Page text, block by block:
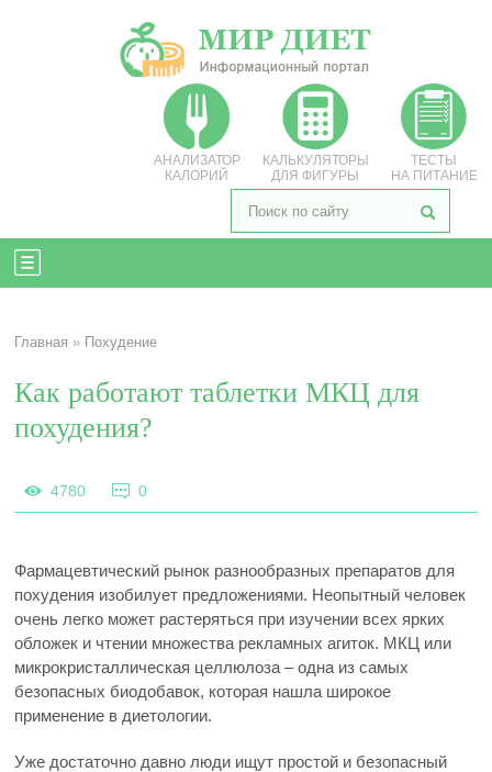
АНАЛИЗАТОР
КАЛОРИЙ
КАЛЬКУЛЯТОРЫ
ДЛЯ ФИГУРЫ
ТЕСТЫ
НА ПИТАНИЕ
Главная » Похудение
Как работают таблетки МКЦ для
похудения?
4780 0
Фармацевтический рынок разнообразных препаратов для
похудения изобилует предложениями. Неопытный человек
очень легко может растеряться при изучении всех ярких
обложек и чтении множества рекламных агиток. МКЦ или
микрокристаллическая целлюлоза – одна из самых
безопасных биодобавок, которая нашла широкое
применение в диетологии.
Уже достаточно давно люди ищут простой и безопасный